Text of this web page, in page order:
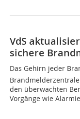
VdS
sichere
Das Gehirn jeder
den überwachten
Vorgänge wie